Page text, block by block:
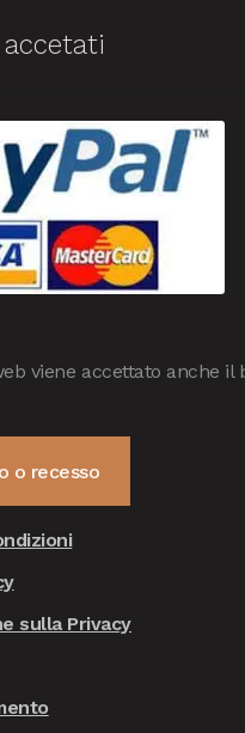
viene accettato anche il
o recesso
sulla Privacy